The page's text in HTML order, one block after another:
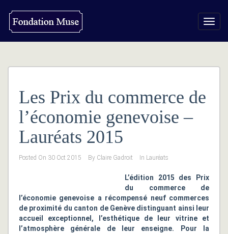
Les Prix du commerce de
l’économie genevoise –
Lauréats 2015
Posted On 30 Oct 2015 By Claire Gadroit In Lauréats
L’édition 2015 des Prix
du commerce de
l’économie genevoise a récompensé neuf commerces
de proximité du canton de Genève distinguant ainsi leur
accueil exceptionnel, l’esthétique de leur vitrine et
l’atmosphère générale de leur enseigne. Pour la